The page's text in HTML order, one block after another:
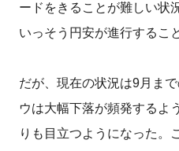
ードをきることが難しい状
いっそう円安が進行するこ
だが、現在の状況は9月ま
ウは大幅下落が頻発するよ
りも目立つようになった。